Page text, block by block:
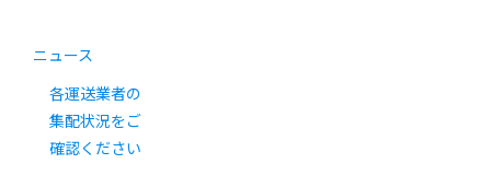
ニュース
各運送業者の
集配状況をご
確認ください